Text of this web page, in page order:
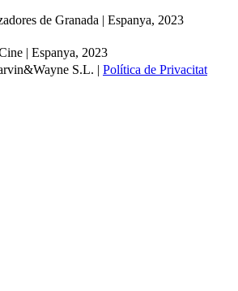
de Granada | Espanya, 2023
| Espanya, 2023
S.L. | Política de Privacitat